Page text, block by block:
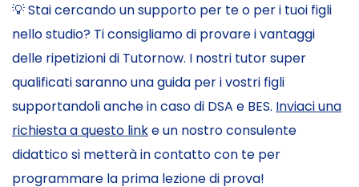
💡 Stai cercando un supporto per te o per i tuoi figli
nello studio? Ti consigliamo di provare i vantaggi
delle ripetizioni di Tutornow. I nostri tutor super
qualificati saranno una guida per i vostri figli
supportandoli anche in caso di DSA e BES. Inviaci una
richiesta a questo linke un nostro consulente
didattico si metterà in contatto con te per
programmare la prima lezione di prova!